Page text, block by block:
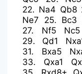
22. Na4 Qb8
Ne7
25. Bc3
27. Nf5 Nc5
29. Qd1
31. Bxa5
33. Qxa1